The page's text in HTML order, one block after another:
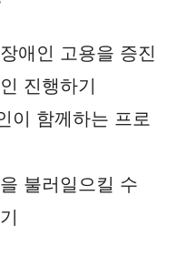
애인 고용을 증진
진행하기
이 함께하는 프로
불러일으킬 수